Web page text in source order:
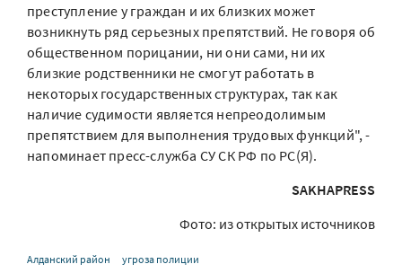
преступление у граждан и их близких может
возникнуть ряд серьезных препятствий. Не говоря об
общественном порицании, ни они сами, ни их
близкие родственники не смогут работать в
некоторых государственных структурах, так как
наличие судимости является непреодолимым
препятствием для выполнения трудовых функций", -
напоминает пресс-служба СУ СК РФ по РС(Я).
SAKHAPRESS
Фото: из открытых источников
Алданский район угроза полиции